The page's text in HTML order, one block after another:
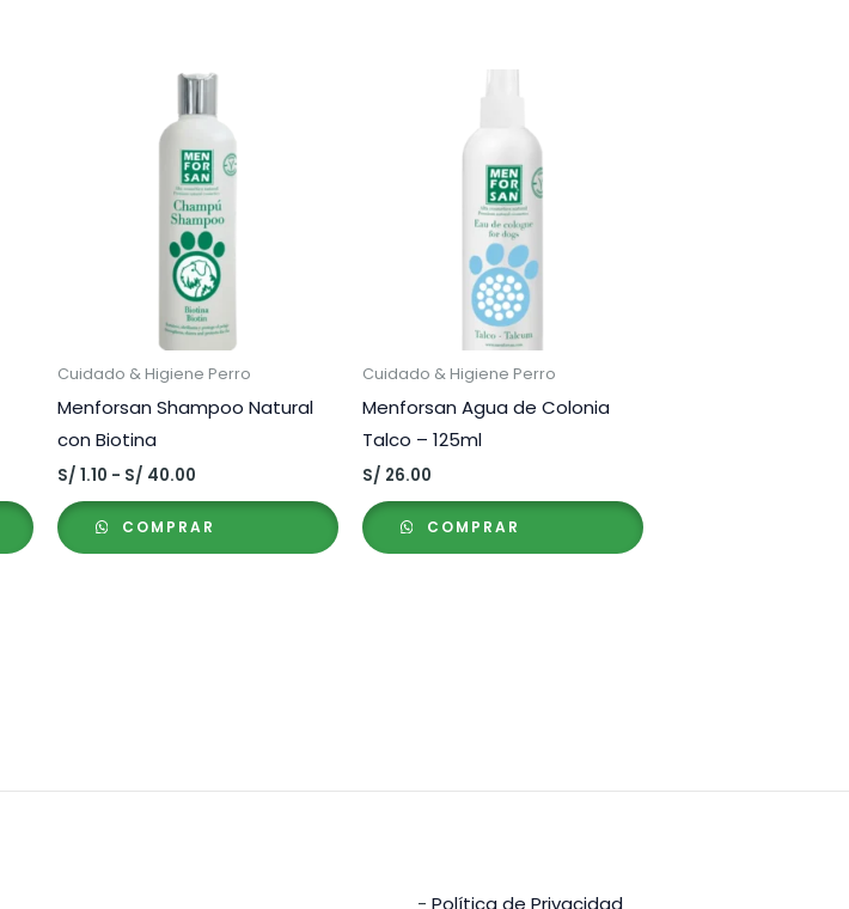
Cuidado & Higiene Perro
Menforsan Shampoo Natural
con Biotina
S/ 1.10 - S/ 40.00Rango
desde
S/ 1.10
COMPRAR
Cuidado & Higiene Perro
Menforsan Agua de Colonia
Talco – 125ml
S/ 26.00
COMPRAR